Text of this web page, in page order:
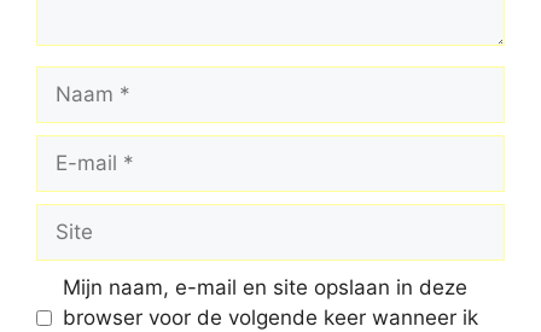
Naam
Site
Mijn naam, e-mail en site opslaan in deze
browser voor de volgende keer wanneer ik